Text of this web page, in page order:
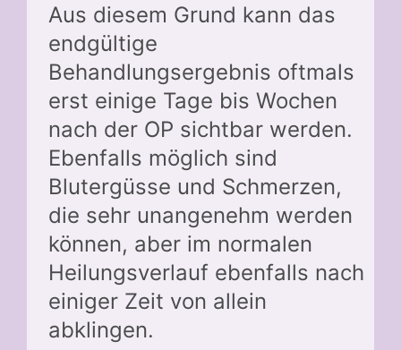
Aus diesem Grund kann das
endgültige
Behandlungsergebnis oftmals
erst einige Tage bis Wochen
nach der OP sichtbar werden.
Ebenfalls möglich sind
Blutergüsse und Schmerzen,
die sehr unangenehm werden
können, aber im normalen
Heilungsverlauf ebenfalls nach
einiger Zeit von allein
abklingen.